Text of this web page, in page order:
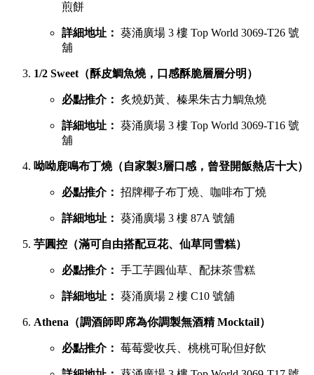
煎餅
詳細地址： 葵涌廣場 3 樓 Top World 3069-T26 號
舖
1/2 Sweet（酥皮鯛魚燒，口感酥脆層層分明）
必點推介： 炙燒奶黃、榛果朱古力鯛魚燒
詳細地址： 葵涌廣場 3 樓 Top World 3069-T16 號
舖
呦呦鹿鳴布丁燒（自家製3層口感，曾登開飯熱店十大）
必點推介： 招牌椰子布丁燒、咖啡布丁燒
詳細地址： 葵涌廣場 3 樓 87A 號舖
芋圓控（滿可自由搭配豆花、仙草同雪糕）
必點推介： 手工芋圓仙草、配抹茶雪糕
詳細地址： 葵涌廣場 2 樓 C10 號舖
Athena（調酒師即席為你調製無酒精 Mocktail）
必點推介： 莓莓愛收兵、桃桃可恥但好飲